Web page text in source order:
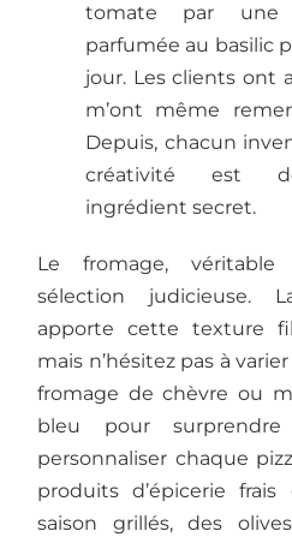
tomate par une
parfumée au basilic
jour. Les clients ont
m’ont même
Depuis, chacun
créativité est
ingrédient secret.
Le fromage,
sélection judicieuse.
apporte cette texture
mais n’hésitez pas à
fromage de chèvre ou
bleu pour
personnaliser chaque
produits d’épicerie
saison grillés, des